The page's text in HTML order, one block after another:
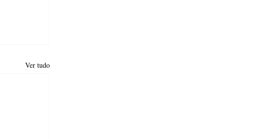
Ver tudo